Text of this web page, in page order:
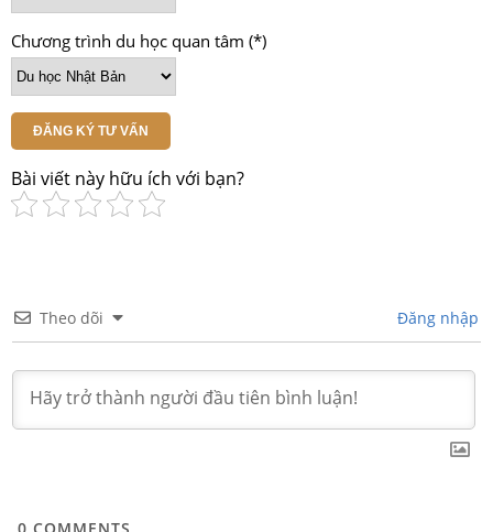
Chương trình du học quan tâm (*)
ĐĂNG KÝ TƯ VẤN
Bài viết này hữu ích với bạn?
Theo dõi Đăng nhập